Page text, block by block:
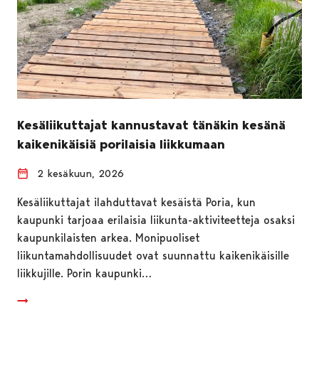
Kesäliikuttajat kannustavat tänäkin kesänä
kaikenikäisiä porilaisia liikkumaan
2 kesäkuun, 2026
Kesäliikuttajat ilahduttavat kesäistä Poria, kun
kaupunki tarjoaa erilaisia liikunta-aktiviteetteja osaksi
kaupunkilaisten arkea. Monipuoliset
liikuntamahdollisuudet ovat suunnattu kaikenikäisille
liikkujille. Porin kaupunki…